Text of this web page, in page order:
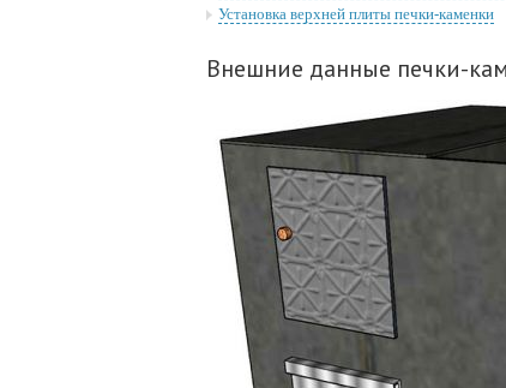
Установка верхней плиты печки-каменки
Внешние данные печки-